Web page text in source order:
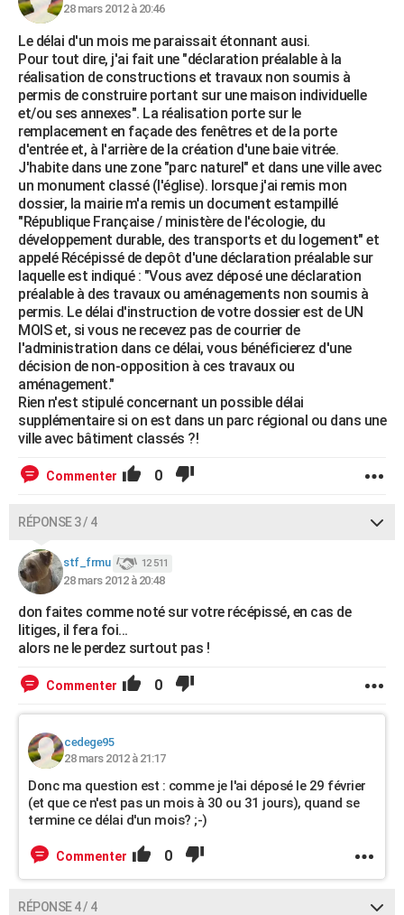
28 mars 2012 à 20:46
Le délai d'un mois me paraissait étonnant ausi.
Pour tout dire, j'ai fait une "déclaration préalable à la
réalisation de constructions et travaux non soumis à
permis de construire portant sur une maison individuelle
et/ou ses annexes". La réalisation porte sur le
remplacement en façade des fenêtres et de la porte
d'entrée et, à l'arrière de la création d'une baie vitrée.
J'habite dans une zone "parc naturel" et dans une ville avec
un monument classé (l'église). lorsque j'ai remis mon
dossier, la mairie m'a remis un document estampillé
"République Française / ministère de l'écologie, du
développement durable, des transports et du logement" et
appelé Récépissé de depôt d'une déclaration préalable sur
laquelle est indiqué : "Vous avez déposé une déclaration
préalable à des travaux ou aménagements non soumis à
permis. Le délai d'instruction de votre dossier est de UN
MOIS et, si vous ne recevez pas de courrier de
l'administration dans ce délai, vous bénéficierez d'une
décision de non-opposition à ces travaux ou
aménagement."
Rien n'est stipulé concernant un possible délai
supplémentaire si on est dans un parc régional ou dans une
ville avec bâtiment classés ?!
Commenter 0
RÉPONSE 3 / 4
stf_frmu 12 511
28 mars 2012 à 20:48
don faites comme noté sur votre récépissé, en cas de
litiges, il fera foi...
alors ne le perdez surtout pas !
Commenter 0
cedege95
28 mars 2012 à 21:17
Donc ma question est : comme je l'ai déposé le 29 février
(et que ce n'est pas un mois à 30 ou 31 jours), quand se
termine ce délai d'un mois? ;-)
Commenter 0
RÉPONSE 4 / 4